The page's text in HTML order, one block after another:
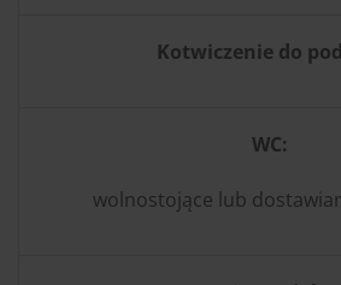
Kotwiczenie do
WC:
wolnostojące lub